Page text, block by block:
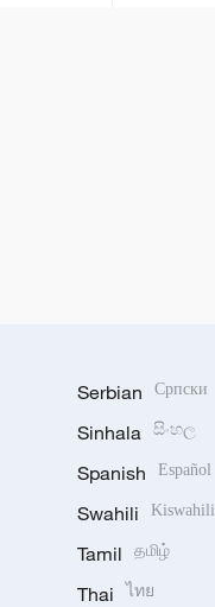
Serbian Српски
Sinhala සිංහල
Spanish Español
Swahili Kiswahili
Tamil தமிழ்
Thai ไทย